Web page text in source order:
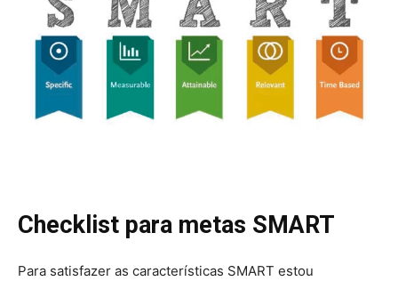
Checklist para metas SMART
Para satisfazer as características SMART estou